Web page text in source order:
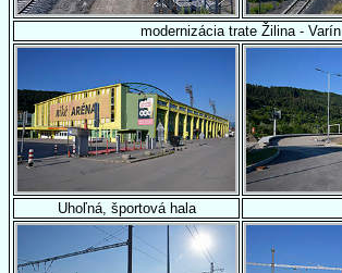
modernizácia trate Žilina - Varín
Uhoľná, športová hala